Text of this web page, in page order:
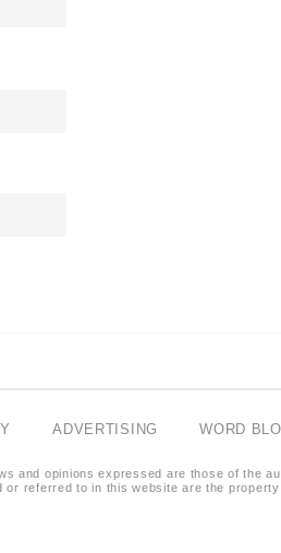
ADVERTISING WORD
and opinions expressed are those of the
referred to in this website are the